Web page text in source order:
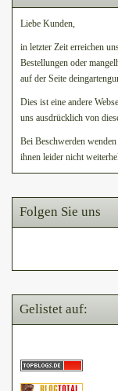
Liebe Kunden,
in letzter Zeit erreichen
Bestellungen oder
auf der Seite
Dies ist eine andere
uns ausdrücklich von
Bei Beschwerden
ihnen leider nicht
Folgen Sie uns
Gelistet auf: